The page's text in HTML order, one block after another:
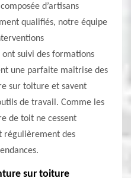
d’artisans
qualifiés, notre équipe
ont suivi des formations
une parfaite maîtrise des
sur toiture et savent
de travail. Comme les
de toit ne cessent
régulièrement des
sur toiture